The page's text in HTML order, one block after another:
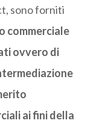
sono forniti
commerciale
ovvero di
ai fini della